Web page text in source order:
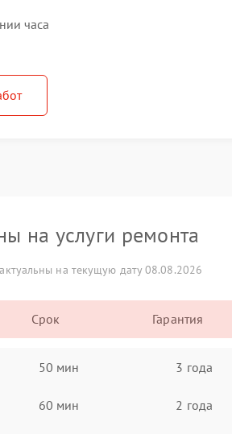
часа
на услуги ремонта
на текущую дату 08.08.2026
Срок Гарантия
50 мин 3 года
60 мин 2 года